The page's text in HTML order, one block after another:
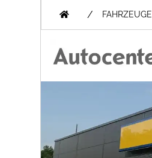
/ FAHRZEUGE